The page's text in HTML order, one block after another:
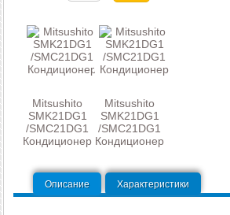
Mitsushito
SMK21DG1
/SMC21DG1
Кондиционер
Mitsushito
SMK21DG1
/SMC21DG1
Кондиционер
Описание Характеристики